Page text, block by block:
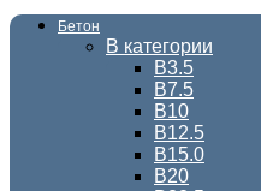
Бетон
В категории
В3.5
В7.5
В10
В12.5
В15.0
В20